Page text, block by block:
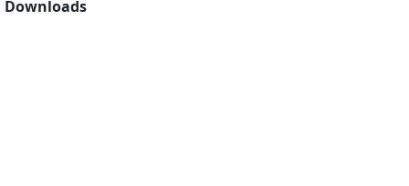
Downloads